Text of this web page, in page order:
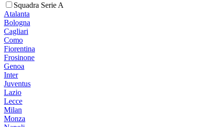
Squadra Serie A
Atalanta
Bologna
Cagliari
Como
Fiorentina
Frosinone
Genoa
Inter
Juventus
Lazio
Lecce
Milan
Monza